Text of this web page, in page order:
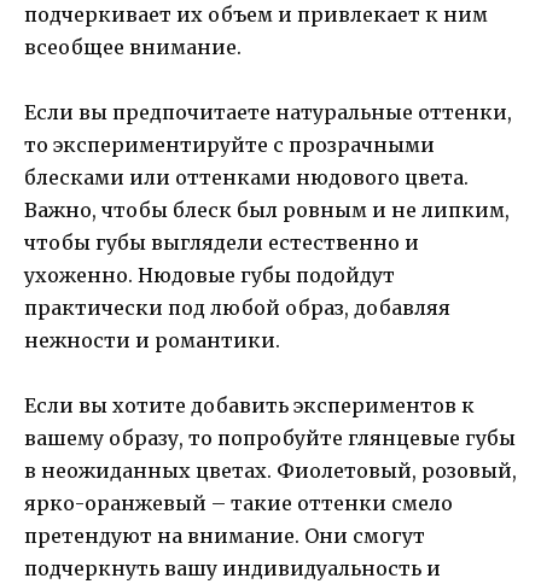
подчеркивает их объем и привлекает к ним
всеобщее внимание.
Если вы предпочитаете натуральные оттенки,
то экспериментируйте с прозрачными
блесками или оттенками нюдового цвета.
Важно, чтобы блеск был ровным и не липким,
чтобы губы выглядели естественно и
ухоженно. Нюдовые губы подойдут
практически под любой образ, добавляя
нежности и романтики.
Если вы хотите добавить экспериментов к
вашему образу, то попробуйте глянцевые губы
в неожиданных цветах. Фиолетовый, розовый,
ярко-оранжевый – такие оттенки смело
претендуют на внимание. Они смогут
подчеркнуть вашу индивидуальность и